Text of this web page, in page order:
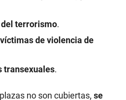
del terrorismo.
de violencia de
transexuales.
no son cubiertas, se